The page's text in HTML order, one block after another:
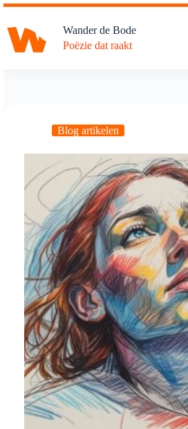
Ga
de
inhoud
Wander de Bode
Poëzie dat raakt
Blog artikelen